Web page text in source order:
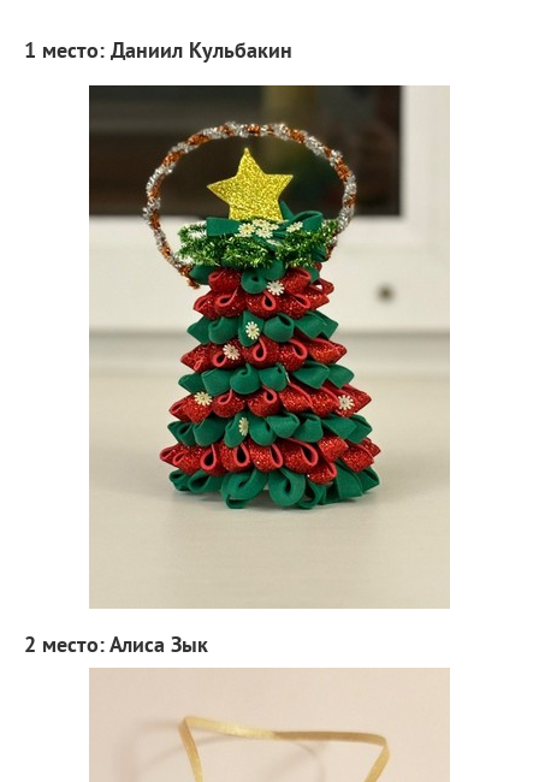
1 место: Даниил Кульбакин
2 место: Алиса Зык